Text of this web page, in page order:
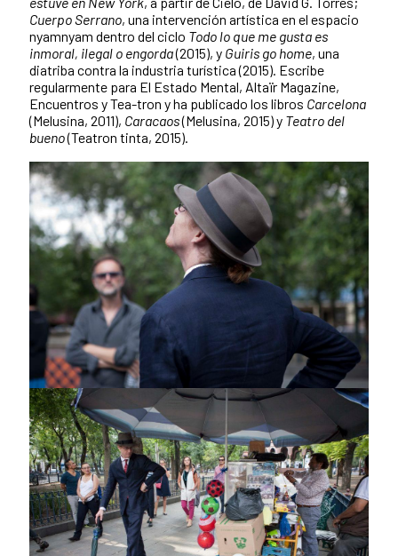
Cuerpo Serrano, una intervención artística en el espacio
nyamnyam dentro del ciclo Todo lo que me gusta es
inmoral, ilegal o engorda(2015), y Guiris go home, una
diatriba contra la industria turí­stica (2015). Escribe
regularmente para El Estado Mental, Altaïr Magazine,
Encuentros y Tea-tron y ha publicado los libros Carcelona
(Melusina, 2011), Caracaos(Melusina, 2015) y Teatro del
bueno(Teatron tinta, 2015).